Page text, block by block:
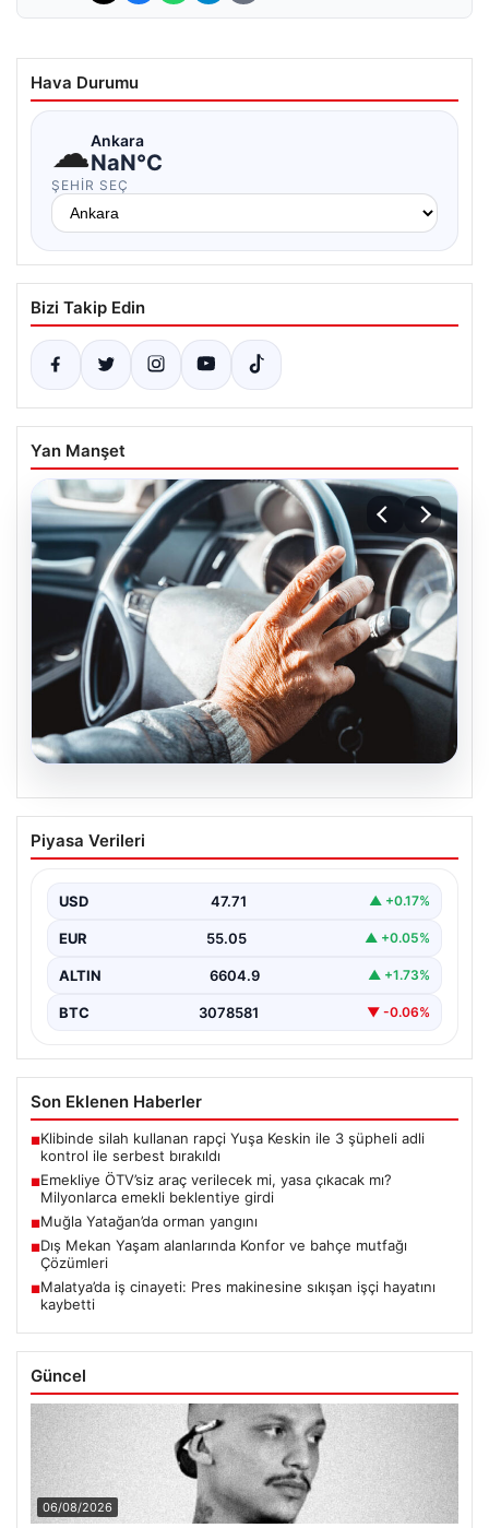
Hava Durumu
☁Ankara
NaN°C
ŞEHIR SEÇ
Bizi Takip Edin
Yan Manşet
Emekliye ÖTV’siz araç verilecek mi,
yasa çıkacak mı? Milyonlarca emekli
Piyasa Verileri
USD 47.71 ▲ +0.17%
EUR 55.05 ▲ +0.05%
ALTIN 6604.9 ▲ +1.73%
BTC 3078581 ▼ -0.06%
Son Eklenen Haberler
■Klibinde silah kullanan rapçi Yuşa Keskin ile 3 şüpheli adli
kontrol ile serbest bırakıldı
■Emekliye ÖTV’siz araç verilecek mi, yasa çıkacak mı?
Milyonlarca emekli beklentiye girdi
■Muğla Yatağan’da orman yangını
■Dış Mekan Yaşam alanlarında Konfor ve bahçe mutfağı
Çözümleri
■Malatya’da iş cinayeti: Pres makinesine sıkışan işçi hayatını
kaybetti
Güncel
06/08/2026